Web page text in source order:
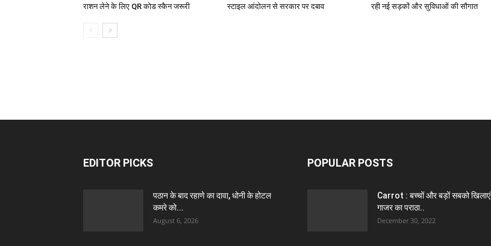
राशन लेने के लिए QR कोड स्कैन जरूरी
स्टाइल आंदोलन से सरकार पर दबाव
रही नई सड़कों और सुविधाओं की सौगात
EDITOR PICKS
पठान के बाद रहाणे का दावा, धोनी के होटल
कमरे को...
August 6, 2026
POPULAR POSTS
Carrot : बच्चों और बड़ों सबको खिलाएं
गाजर का पराठा..
December 30, 2022